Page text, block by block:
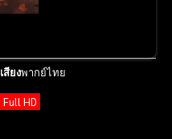
เสียงพากย์ไทย
Full HD